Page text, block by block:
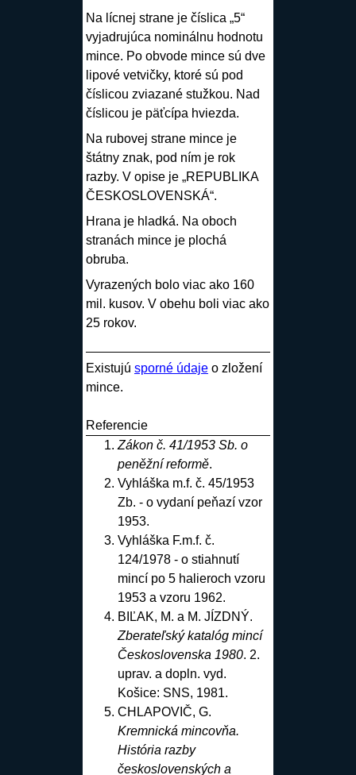
Na lícnej strane je číslica „5“
vyjadrujúca nominálnu hodnotu
mince. Po obvode mince sú dve
lipové vetvičky, ktoré sú pod
číslicou zviazané stužkou. Nad
číslicou je päťcípa hviezda.
Na rubovej strane mince je
štátny znak, pod ním je rok
razby. V opise je „REPUBLIKA
ČESKOSLOVENSKÁ“.
Hrana je hladká. Na oboch
stranách mince je plochá
obruba.
Vyrazených bolo viac ako 160
mil. kusov. V obehu boli viac ako
25 rokov.
Existujú sporné údajeo zložení
mince.
Referencie
Zákon č. 41/1953 Sb. o
peněžní reformě.
Vyhláška m.f. č. 45/1953
Zb. - o vydaní peňazí vzor
1953.
Vyhláška F.m.f. č.
124/1978 - o stiahnutí
mincí po 5 halieroch vzoru
1953 a vzoru 1962.
BIĽAK, M. a M. JÍZDNÝ.
Zberateľský katalóg mincí
Československa 1980. 2.
uprav. a dopln. vyd.
Košice: SNS, 1981.
CHLAPOVIČ, G.
Kremnická mincovňa.
História razby
československých a